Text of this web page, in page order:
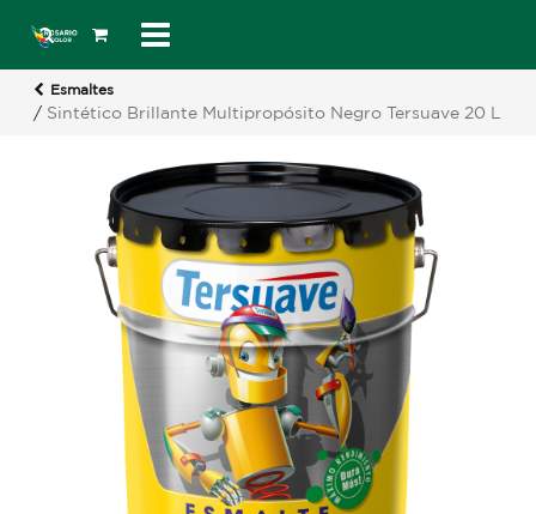
Esmaltes
/ Sintético Brillante Multipropósito Negro Tersuave 20 L